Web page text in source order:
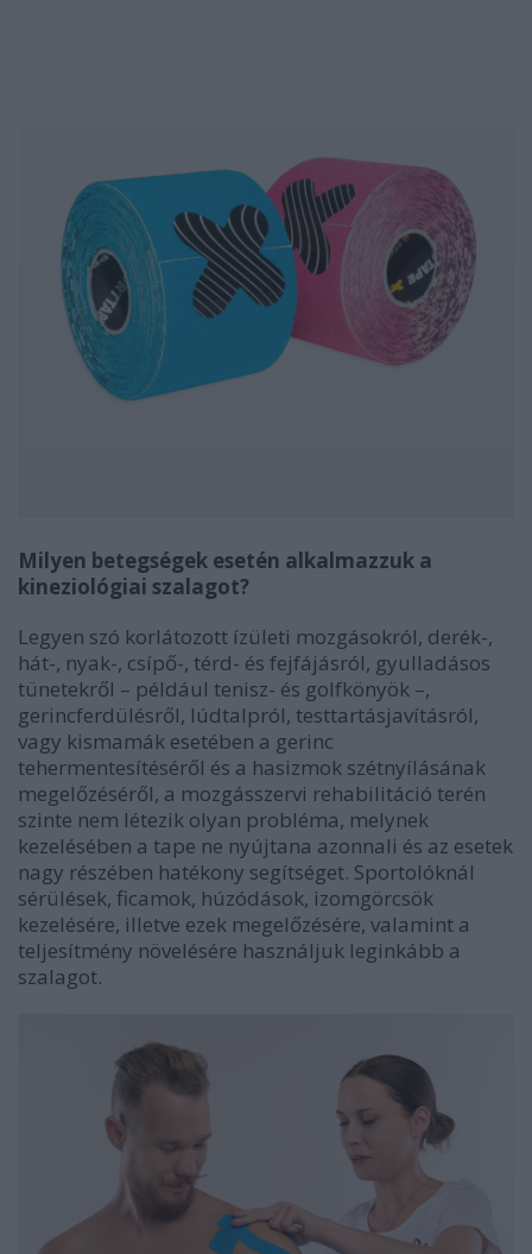
Milyen betegségek esetén alkalmazzuk a
kineziológiai szalagot?
Legyen szó korlátozott ízületi mozgásokról, derék-,
hát-, nyak-, csípő-, térd- és fejfájásról, gyulladásos
tünetekről – például tenisz- és golfkönyök –,
gerincferdülésről, lúdtalpról, testtartásjavításról,
vagy kismamák esetében a gerinc
tehermentesítéséről és a hasizmok szétnyílásának
megelőzéséről, a mozgásszervi rehabilitáció terén
szinte nem létezik olyan probléma, melynek
kezelésében a tape ne nyújtana azonnali és az esetek
nagy részében hatékony segítséget. Sportolóknál
sérülések, ficamok, húzódások, izomgörcsök
kezelésére, illetve ezek megelőzésére, valamint a
teljesítmény növelésére használjuk leginkább a
szalagot.